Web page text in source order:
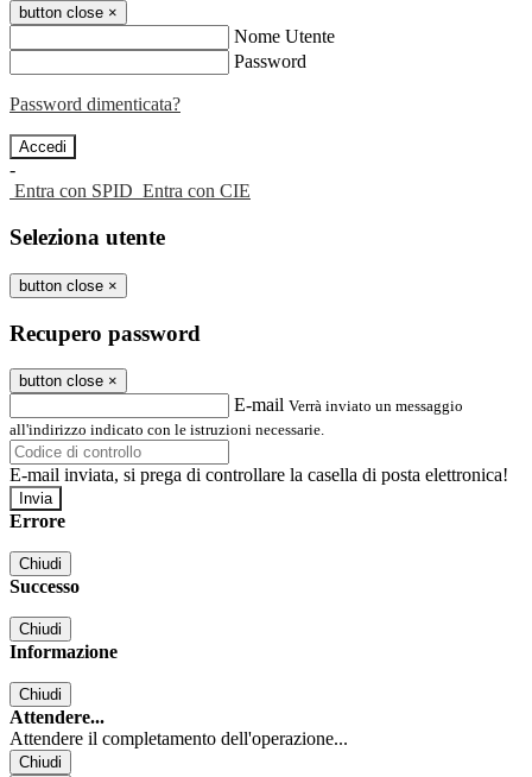
button close ×
Nome Utente
Password
Password dimenticata?
-
Entra con SPID Entra con CIE
Seleziona utente
button close ×
Recupero password
button close ×
E-mail Verrà inviato un messaggio
all'indirizzo indicato con le istruzioni necessarie.
E-mail inviata, si prega di controllare la casella di posta elettronica!
Errore
Chiudi
Successo
Chiudi
Informazione
Chiudi
Attendere...
Attendere il completamento dell'operazione...
Chiudi